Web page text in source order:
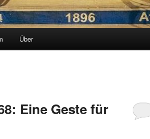
Über
Eine Geste für